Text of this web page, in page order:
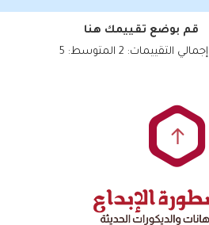
قم بوضع تقييمك هنا
إجمالي التقييمات: 2 المتوسط: 5